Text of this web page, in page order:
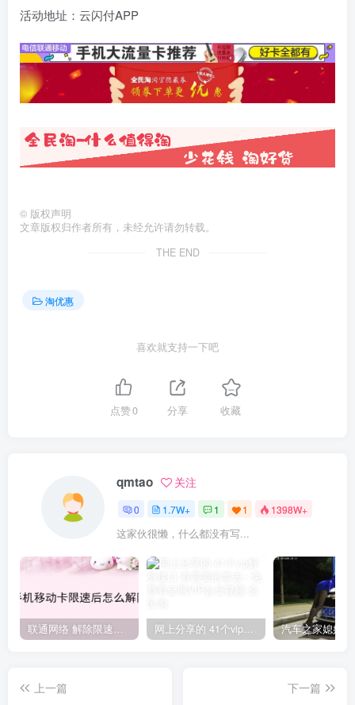
活动地址：云闪付APP
© 版权声明
文章版权归作者所有，未经允许请勿转载。
THE END
淘优惠
喜欢就支持一下吧
点赞0 分享 收藏
qmtao 关注
0 1.7W+ 1 1 1398W+
这家伙很懒，什么都没有写...
联通网络 解除限速方法参考！畅享、畅玩、老白干等及其它地区自测了 网上分享的 41个vip解析接口 有需要的拿去~ 免费看全网VIP会员视频
上一篇
下一篇